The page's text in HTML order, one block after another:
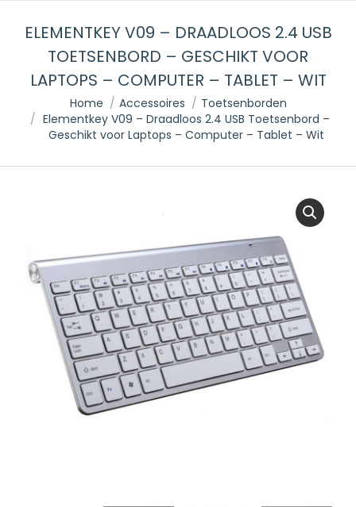
ELEMENTKEY V09 – DRAADLOOS 2.4 USB
TOETSENBORD – GESCHIKT VOOR
LAPTOPS – COMPUTER – TABLET – WIT
Je bent hier:
Home Accessoires
Toetsenborden
Elementkey V09 – Draadloos 2.4 USB Toetsenbord –
Geschikt voor Laptops – Computer – Tablet – Wit